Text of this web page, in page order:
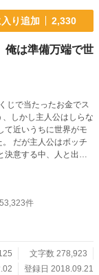
り追加 2,330
俺は準備万端で世
じで当たったお金でス
しかし主人公はしらな
て近いうちに世界がモ
だが主人公はボッチ
決意する中、人と出会
は生き残れるのか。 主
どうなるのか。 タ
件
文字数 278,923
登録日 2018.09.21